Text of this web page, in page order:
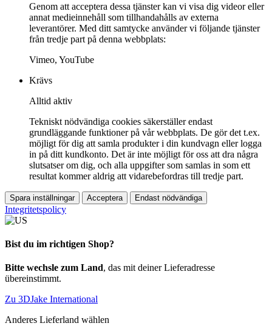
Genom att acceptera dessa tjänster kan vi visa dig videor eller
annat medieinnehåll som tillhandahålls av externa
leverantörer. Med ditt samtycke använder vi följande tjänster
från tredje part på denna webbplats:
Vimeo, YouTube
Krävs
Alltid aktiv
Tekniskt nödvändiga cookies säkerställer endast
grundläggande funktioner på vår webbplats. De gör det t.ex.
möjligt för dig att samla produkter i din kundvagn eller logga
in på ditt kundkonto. Det är inte möjligt för oss att dra några
slutsatser om dig, och alla uppgifter som samlas in som ett
resultat kommer aldrig att vidarebefordras till tredje part.
Spara inställningar Acceptera Endast nödvändiga
Integritetspolicy
Bist du im richtigen Shop?
Bitte wechsle zum Land, das mit deiner Lieferadresse
übereinstimmt.
Zu 3DJake International
Anderes Lieferland wählen